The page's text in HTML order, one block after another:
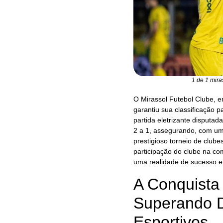
1 de 1
O Mirassol Futebol Clube,
garantiu sua classificação
partida eletrizante
2 a 1, assegurando, com
prestigioso torneio de
participação do clube na
uma realidade de sucesso
A
Superando